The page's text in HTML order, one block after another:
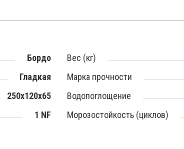
Бордо
Гладкая
250x120x65
1 NF
Вес (кг)
Марка прочности
Водопоглощение
Морозостойкость (циклов)